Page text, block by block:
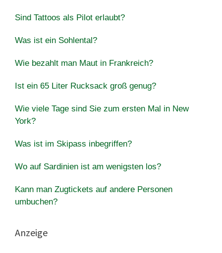
Sind Tattoos als Pilot erlaubt?
Was ist ein Sohlental?
Wie bezahlt man Maut in Frankreich?
Ist ein 65 Liter Rucksack groß genug?
Wie viele Tage sind Sie zum ersten Mal in New
York?
Was ist im Skipass inbegriffen?
Wo auf Sardinien ist am wenigsten los?
Kann man Zugtickets auf andere Personen
umbuchen?
Anzeige